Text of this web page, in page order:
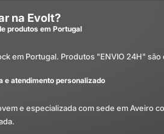
na Evolt?
produtos em Portugal
em Portugal. Produtos "ENVIO 24H"
e atendimento personalizado
e especializada com sede em Aveiro